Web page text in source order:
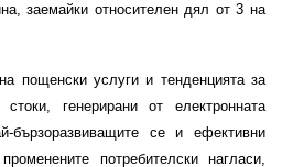
заемайки относителен дял от 3 на
пощенски услуги и тенденцията за
генерирани от електронната
бързоразвиващите се и ефективни
потребителски нагласи,